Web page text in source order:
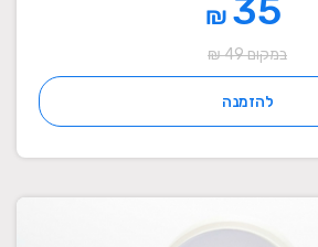
₪
במקום 49 ₪
להזמנה